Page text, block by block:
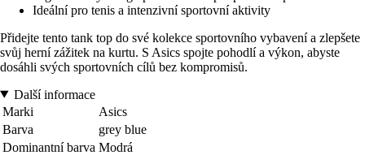
Ideální pro tenis a intenzivní sportovní aktivity
Přidejte tento tank top do své kolekce sportovního vybavení a zlepšete
svůj herní zážitek na kurtu. S Asics spojte pohodlí a výkon, abyste
dosáhli svých sportovních cílů bez kompromisů.
Další informace
Marki
Asics
Barva
grey blue
Dominantní barva Modrá